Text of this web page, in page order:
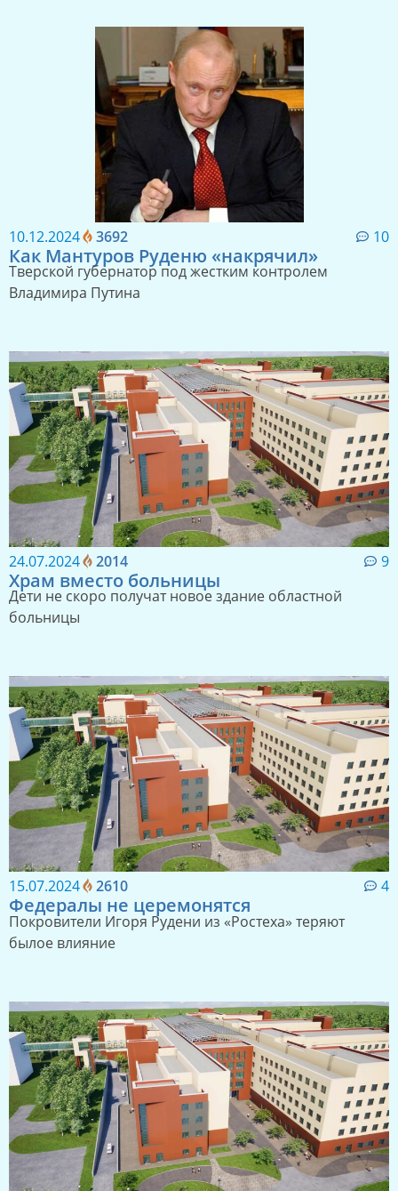
10.12.2024 3692 10
Как Мантуров Руденю «накрячил»
Тверской губернатор под жестким контролем
Владимира Путина
24.07.2024 2014 9
Храм вместо больницы
Дети не скоро получат новое здание областной
больницы
15.07.2024 2610 4
Федералы не церемонятся
Покровители Игоря Рудени из «Ростеха» теряют
былое влияние